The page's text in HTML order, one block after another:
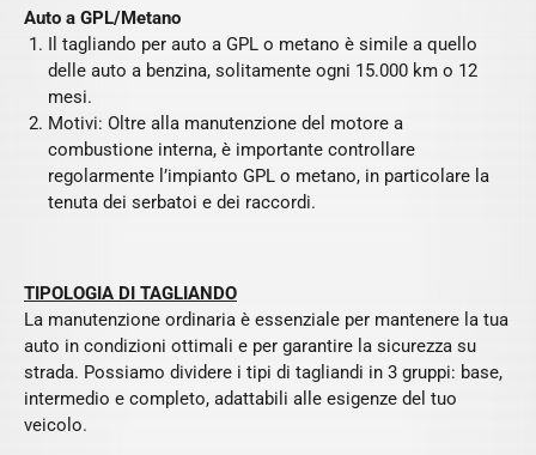
Auto a GPL/Metano
Il tagliando per auto a GPL o metano è simile a quello
delle auto a benzina, solitamente ogni 15.000 km o 12
mesi.
Motivi: Oltre alla manutenzione del motore a
combustione interna, è importante controllare
regolarmente l’impianto GPL o metano, in particolare la
tenuta dei serbatoi e dei raccordi.
TIPOLOGIA DI TAGLIANDO
La manutenzione ordinaria è essenziale per mantenere la tua
auto in condizioni ottimali e per garantire la sicurezza su
strada. Possiamo dividere i tipi di tagliandi in 3 gruppi: base,
intermedio e completo, adattabili alle esigenze del tuo
veicolo.